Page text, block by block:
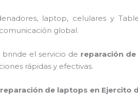
laptop, celulares y
global.
el servicio de reparación
rápidas y efectivas.
reparación de laptops en Ejercito